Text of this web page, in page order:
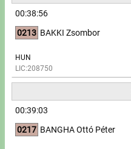
00:38:56
0213 BAKKI Zsombor
HUN
LIC:208750
00:39:03
0217 BANGHA Ottó Péter